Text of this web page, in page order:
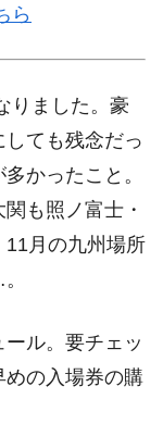
ら
りました。豪
ても残念だっ
かったこと。
も照ノ富士・
11月の九州場所
ル。要チェッ
めの入場券の購